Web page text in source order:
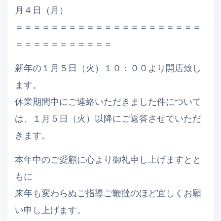
月４日（月）
＝＝＝＝＝＝＝＝＝＝＝＝＝＝＝＝＝＝＝＝＝
＝＝＝＝＝＝＝＝＝＝＝
新年の１月５日（火）１０：００より開店致し
ます。
休業期間中にご連絡いただきました件について
は、１月５日（火）以降にご返答させていただ
きます。
本年中のご愛顧に心より御礼申し上げますとと
もに
来年も変わらぬご指導ご鞭撻のほど宜しくお願
い申し上げます。